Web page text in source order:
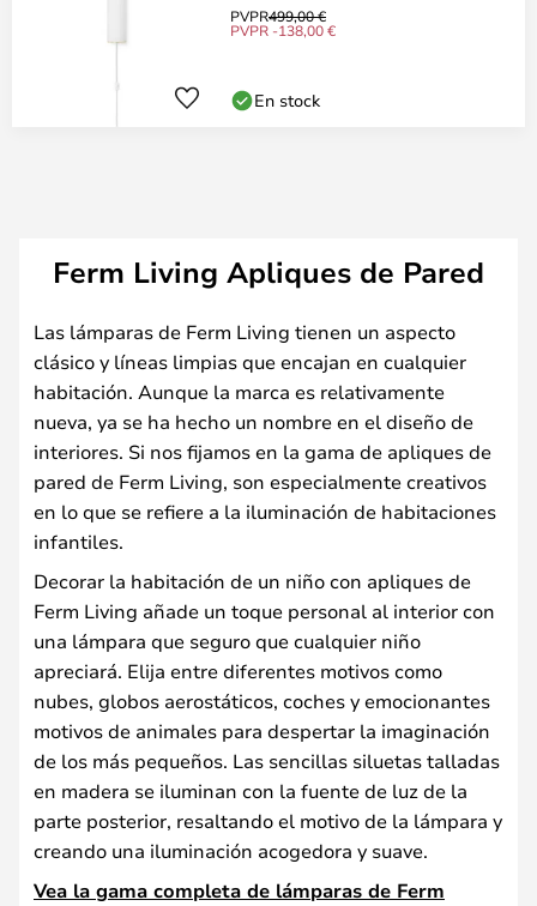
PVPR499,00 €
PVPR -138,00 €
En stock
Ferm Living Apliques de Pared
Las lámparas de Ferm Living tienen un aspecto
clásico y líneas limpias que encajan en cualquier
habitación. Aunque la marca es relativamente
nueva, ya se ha hecho un nombre en el diseño de
interiores. Si nos fijamos en la gama de apliques de
pared de Ferm Living, son especialmente creativos
en lo que se refiere a la iluminación de habitaciones
infantiles.
Decorar la habitación de un niño con apliques de
Ferm Living añade un toque personal al interior con
una lámpara que seguro que cualquier niño
apreciará. Elija entre diferentes motivos como
nubes, globos aerostáticos, coches y emocionantes
motivos de animales para despertar la imaginación
de los más pequeños. Las sencillas siluetas talladas
en madera se iluminan con la fuente de luz de la
parte posterior, resaltando el motivo de la lámpara y
creando una iluminación acogedora y suave.
Vea la gama completa de lámparas de Ferm